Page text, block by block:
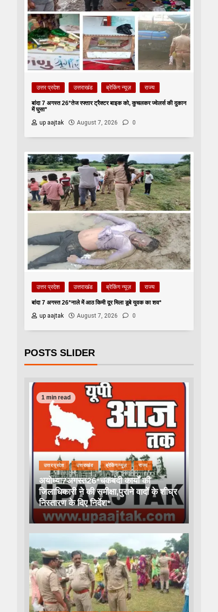
उत्तर प्रदेश उत्तराखंड ब्रेकिंग न्यूज़ राज्य
बांदा 7 अगस्त 26*तेज रफ्तार ट्रैक्टर बाइक को, कुचलकर ज्वेलर्स की दुकान
में घुसा*
up aajtak
August 7, 2026 0
उत्तर प्रदेश उत्तराखंड ब्रेकिंग न्यूज़ राज्य
बांदा 7 अगस्त 26*नाले में आठ किमी दूर मिला डूबे युवक का शव*
up aajtak
August 7, 2026 0
POSTS SLIDER
1 min read
उत्तर प्रदेश उत्तराखंड ब्रेकिंग न्यूज़ राज्य
अयोध्या7अगस्त26*चकबंदी कार्यों की
जिलाधिकारी ने की समीक्षा,पुराने वादों के शीघ्र
निस्तारण के दिए निर्देश*